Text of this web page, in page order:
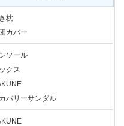
枕
カバー
ソール
クス
バリーサンダル